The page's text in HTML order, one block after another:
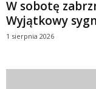
W sobotę
Wyjątkowy
1 sierpnia 2026